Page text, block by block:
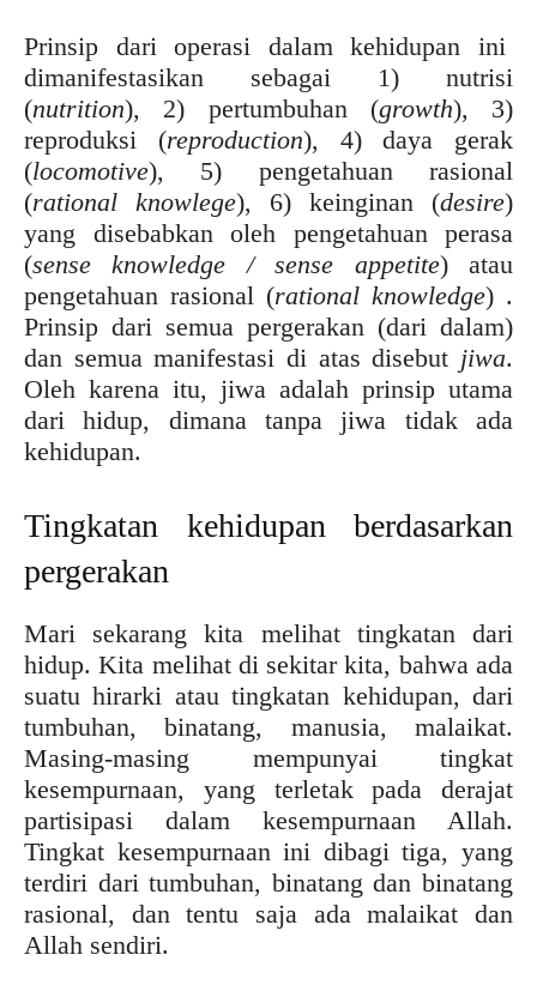
Prinsip dari operasi dalam kehidupan ini
dimanifestasikan sebagai 1) nutrisi
(nutrition), 2) pertumbuhan (growth), 3)
reproduksi (reproduction), 4) daya gerak
(locomotive), 5) pengetahuan rasional
(rational knowlege), 6) keinginan (desire)
yang disebabkan oleh pengetahuan perasa
(sense knowledge / sense appetite) atau
pengetahuan rasional (rational knowledge) .
Prinsip dari semua pergerakan (dari dalam)
dan semua manifestasi di atas disebut jiwa.
Oleh karena itu, jiwa adalah prinsip utama
dari hidup, dimana tanpa jiwa tidak ada
kehidupan.
Tingkatan kehidupan berdasarkan
pergerakan
Mari sekarang kita melihat tingkatan dari
hidup. Kita melihat di sekitar kita, bahwa ada
suatu hirarki atau tingkatan kehidupan, dari
tumbuhan, binatang, manusia, malaikat.
Masing-masing mempunyai tingkat
kesempurnaan, yang terletak pada derajat
partisipasi dalam kesempurnaan Allah.
Tingkat kesempurnaan ini dibagi tiga, yang
terdiri dari tumbuhan, binatang dan binatang
rasional, dan tentu saja ada malaikat dan
Allah sendiri.